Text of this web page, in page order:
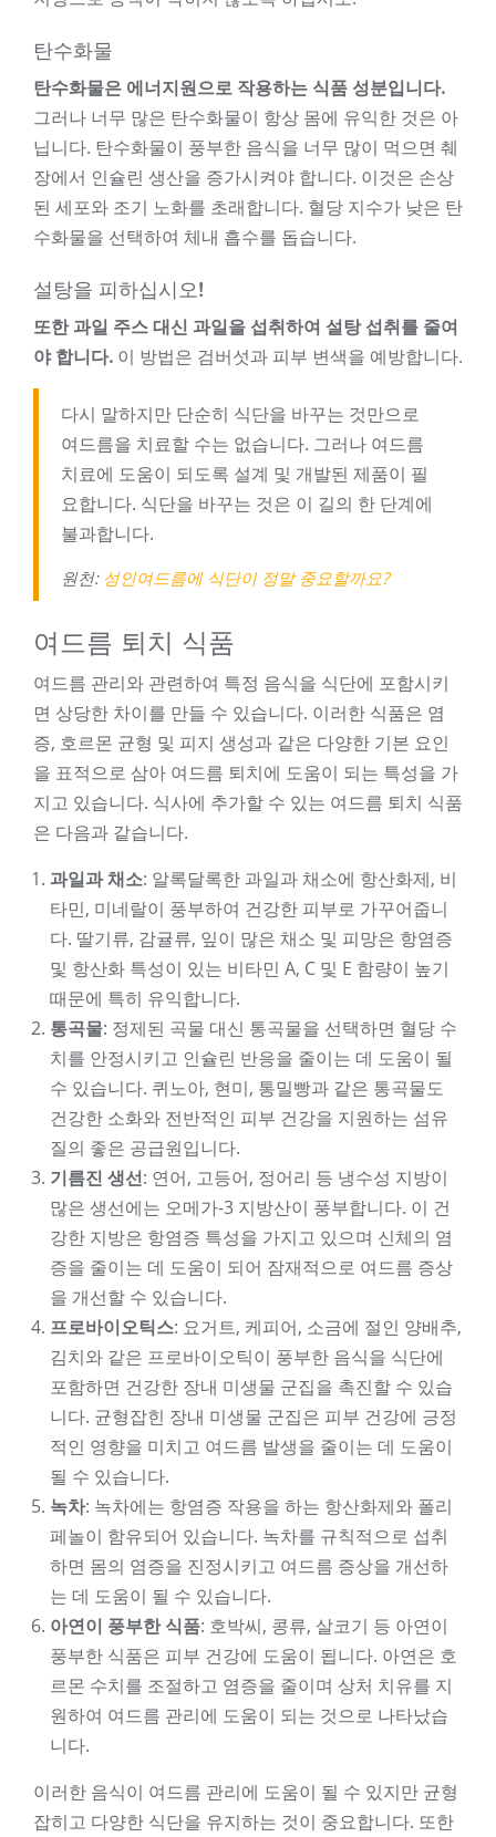
탄수화물
탄수화물은 에너지원으로 작용하는 식품 성분입니다.
그러나 너무 많은 탄수화물이 항상 몸에 유익한 것은 아
닙니다. 탄수화물이 풍부한 음식을 너무 많이 먹으면 췌
장에서 인슐린 생산을 증가시켜야 합니다. 이것은 손상
된 세포와 조기 노화를 초래합니다. 혈당 지수가 낮은 탄
수화물을 선택하여 체내 흡수를 돕습니다.
설탕을 피하십시오!
또한 과일 주스 대신 과일을 섭취하여 설탕 섭취를 줄여
야 합니다. 이 방법은 검버섯과 피부 변색을 예방합니다.
다시 말하지만 단순히 식단을 바꾸는 것만으로
여드름을 치료할 수는 없습니다. 그러나 여드름
치료에 도움이 되도록 설계 및 개발된 제품이 필
요합니다. 식단을 바꾸는 것은 이 길의 한 단계에
불과합니다.
원천: 성인여드름에 식단이 정말 중요할까요?
여드름 퇴치 식품
여드름 관리와 관련하여 특정 음식을 식단에 포함시키
면 상당한 차이를 만들 수 있습니다. 이러한 식품은 염
증, 호르몬 균형 및 피지 생성과 같은 다양한 기본 요인
을 표적으로 삼아 여드름 퇴치에 도움이 되는 특성을 가
지고 있습니다. 식사에 추가할 수 있는 여드름 퇴치 식품
은 다음과 같습니다.
과일과 채소: 알록달록한 과일과 채소에 항산화제, 비
타민, 미네랄이 풍부하여 건강한 피부로 가꾸어줍니
다. 딸기류, 감귤류, 잎이 많은 채소 및 피망은 항염증
및 항산화 특성이 있는 비타민 A, C 및 E 함량이 높기
때문에 특히 유익합니다.
통곡물: 정제된 곡물 대신 통곡물을 선택하면 혈당 수
치를 안정시키고 인슐린 반응을 줄이는 데 도움이 될
수 있습니다. 퀴노아, 현미, 통밀빵과 같은 통곡물도
건강한 소화와 전반적인 피부 건강을 지원하는 섬유
질의 좋은 공급원입니다.
기름진 생선: 연어, 고등어, 정어리 등 냉수성 지방이
많은 생선에는 오메가-3 지방산이 풍부합니다. 이 건
강한 지방은 항염증 특성을 가지고 있으며 신체의 염
증을 줄이는 데 도움이 되어 잠재적으로 여드름 증상
을 개선할 수 있습니다.
프로바이오틱스: 요거트, 케피어, 소금에 절인 양배추,
김치와 같은 프로바이오틱이 풍부한 음식을 식단에
포함하면 건강한 장내 미생물 군집을 촉진할 수 있습
니다. 균형잡힌 장내 미생물 군집은 피부 건강에 긍정
적인 영향을 미치고 여드름 발생을 줄이는 데 도움이
될 수 있습니다.
녹차: 녹차에는 항염증 작용을 하는 항산화제와 폴리
페놀이 함유되어 있습니다. 녹차를 규칙적으로 섭취
하면 몸의 염증을 진정시키고 여드름 증상을 개선하
는 데 도움이 될 수 있습니다.
아연이 풍부한 식품: 호박씨, 콩류, 살코기 등 아연이
풍부한 식품은 피부 건강에 도움이 됩니다. 아연은 호
르몬 수치를 조절하고 염증을 줄이며 상처 치유를 지
원하여 여드름 관리에 도움이 되는 것으로 나타났습
니다.
이러한 음식이 여드름 관리에 도움이 될 수 있지만 균형
잡히고 다양한 식단을 유지하는 것이 중요합니다. 또한